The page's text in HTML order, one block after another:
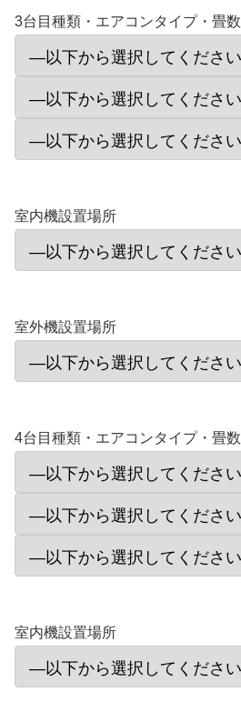
3台目種類・エアコンタイプ・畳数
室内機設置場所
室外機設置場所
4台目種類・エアコンタイプ・畳数
室内機設置場所